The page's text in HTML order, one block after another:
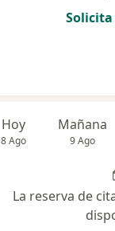
Hoy
8 Ago
Mañana
9 Ago
La reserva de